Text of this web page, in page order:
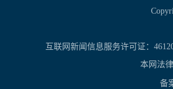
互联网新闻信息服务许可证：
本网法
备